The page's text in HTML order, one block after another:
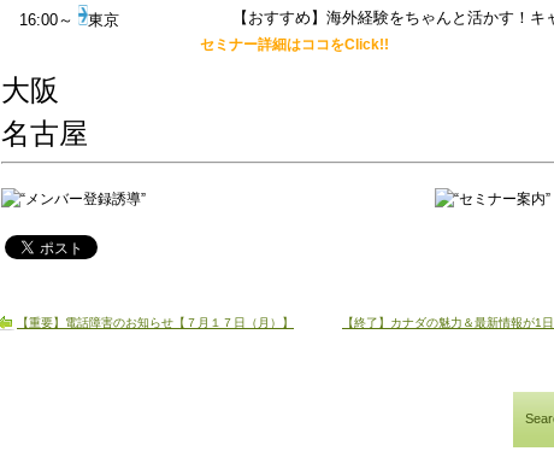
16:00～ 東京 【おすすめ】海外経験をちゃんと活かす！
セミナー詳細はココをClick!!
大阪
名古屋
【重要】電話障害のお知らせ【７月１７日（月）】 【終了】カナダの魅力＆最新情報が1